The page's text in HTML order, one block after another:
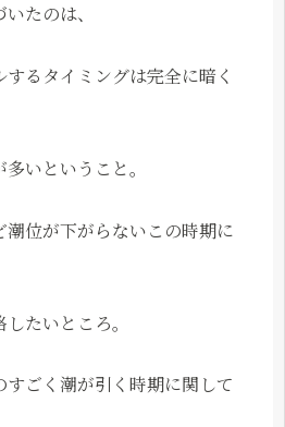
たのは、
るタイミングは完全に暗く
いということ。
位が下がらないこの時期に
たいところ。
ごく潮が引く時期に関して